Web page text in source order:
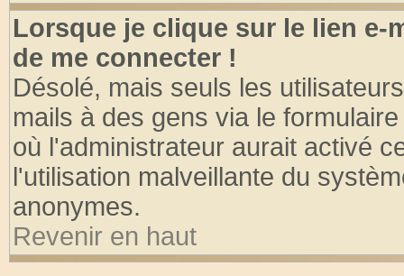
Lorsque je clique sur le lien e-
de me connecter !
Désolé, mais seuls les
mails à des gens via le
où l'administrateur aurait activé
l'utilisation malveillante du
anonymes.
Revenir en haut